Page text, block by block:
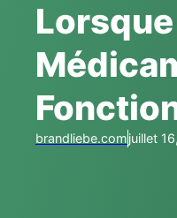
brandliebe.comjuillet